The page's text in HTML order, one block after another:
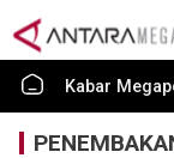
Kabar